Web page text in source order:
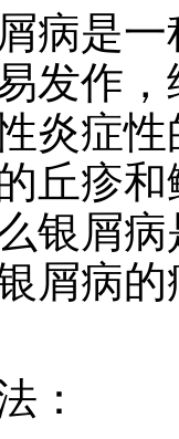
病是
发作
炎症
丘疹
银屑
屑病
：